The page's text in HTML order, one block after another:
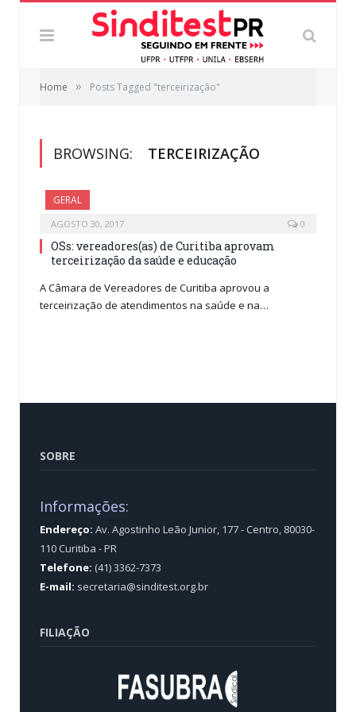
Home » Posts Tagged "terceirização"
BROWSING: TERCEIRIZAÇÃO
GERAL
AGOSTO 30, 2017 0
OSs: vereadores(as) de Curitiba aprovam
terceirização da saúde e educação
A Câmara de Vereadores de Curitiba aprovou a
terceirização de atendimentos na saúde e na…
SOBRE
Informações:
Endereço: Av. Agostinho Leão Junior, 177 - Centro, 80030-
110 Curitiba - PR
Telefone: (41) 3362-7373
E-mail: secretaria@sinditest.org.br
FILIAÇÃO